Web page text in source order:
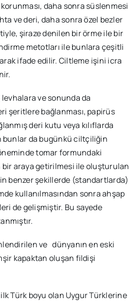
daha sonra süslenmesi
ve deri, daha sonra özel bezler
şiraze denilen bir örme ile bir
metotları ile bunlara çeşitli
ifade edilir. Ciltleme işini icra
ve sonunda da
şeritlere bağlanması, papirüs
deri kutu veya kılıflarda
bunlar da bugünkü ciltçiliğin
tomar formundaki
bir araya getirilmesi ile oluşturulan
benzer şekillerde (standartlarda)
kullanılmasından sonra ahşap
de gelişmiştir. Bu sayede
ve dünyanın en eski
kapaktan oluşan fildişi
Türk boyu olan Uygur Türklerine